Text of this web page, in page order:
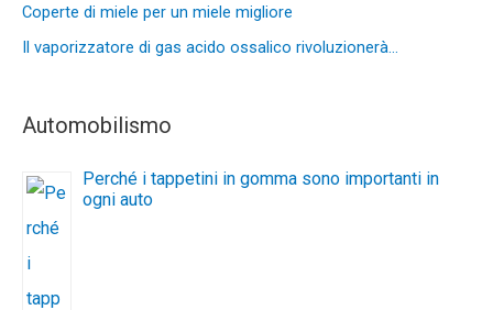
Coperte di miele per un miele migliore
Il vaporizzatore di gas acido ossalico rivoluzionerà…
Automobilismo
Perché i tappetini in gomma sono importanti in
ogni auto